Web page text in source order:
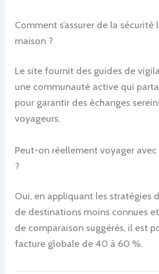
Comment s’assurer de la sécurité
maison ?
Le site fournit des guides de
une communauté active qui
pour garantir des échanges
voyageurs.
Peut-on réellement voyager
?
Oui, en appliquant les stratégies
de destinations moins connues
de comparaison suggérés, il est
facture globale de 40 à 60 %.